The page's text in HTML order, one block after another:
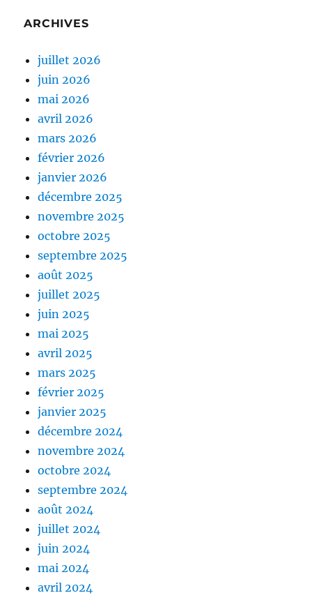
ARCHIVES
juillet 2026
juin 2026
mai 2026
avril 2026
mars 2026
février 2026
janvier 2026
décembre 2025
novembre 2025
octobre 2025
septembre 2025
août 2025
juillet 2025
juin 2025
mai 2025
avril 2025
mars 2025
février 2025
janvier 2025
décembre 2024
novembre 2024
octobre 2024
septembre 2024
août 2024
juillet 2024
juin 2024
mai 2024
avril 2024